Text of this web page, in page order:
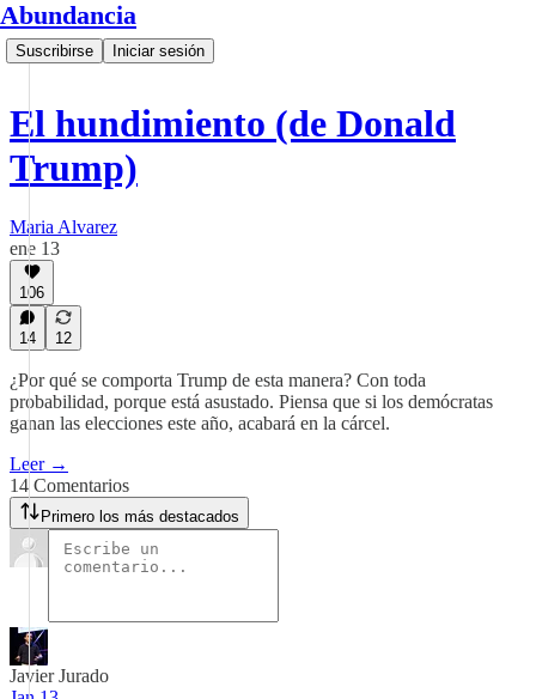
Abundancia
Suscribirse Iniciar sesión
El hundimiento (de Donald
Trump)
Maria Alvarez
ene 13
106
14 12
¿Por qué se comporta Trump de esta manera? Con toda
probabilidad, porque está asustado. Piensa que si los demócratas
ganan las elecciones este año, acabará en la cárcel.
Leer →
14 Comentarios
Primero los más destacados
Javier Jurado